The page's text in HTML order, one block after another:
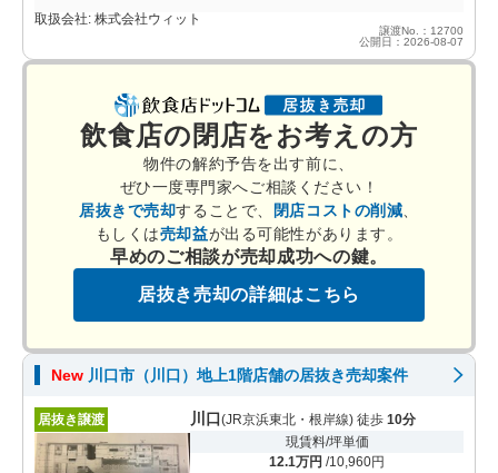
取扱会社: 株式会社ウィット
譲渡No.：12700
公開日：2026-08-07
飲食店の閉店をお考えの方
物件の解約予告を出す前に、
ぜひ一度専門家へご相談ください！
居抜きで売却することで、 閉店コストの削減
もしくは売却益が出る可能性があります。
早めのご相談が売却成功への鍵。
居抜き売却の詳細はこちら
New 川口市（川口）地上1階店舗の居抜き売却案件
居抜き譲渡 川口(JR京浜東北・根岸線) 徒歩 10分
現賃料/坪単価
12.1万円 /10,960円